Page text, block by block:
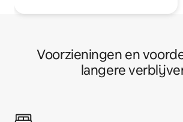
Voorzieningen en
langere